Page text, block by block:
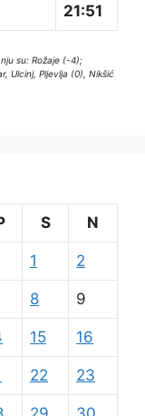
21:51
su: Rožaje (-4);
Ulcinj, Pljevlja (0), Nikšić
S N
1 2
8 9
15 16
22 23